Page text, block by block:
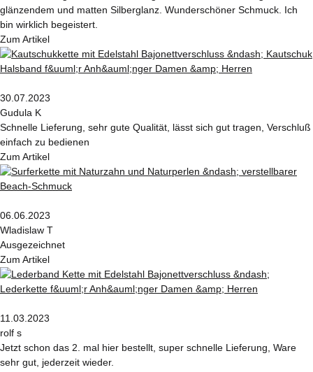
glänzendem und matten Silberglanz. Wunderschöner Schmuck. Ich
bin wirklich begeistert.
Zum Artikel
30.07.2023
Gudula K
Schnelle Lieferung, sehr gute Qualität, lässt sich gut tragen, Verschluß
einfach zu bedienen
Zum Artikel
06.06.2023
Wladislaw T
Ausgezeichnet
Zum Artikel
11.03.2023
rolf s
Jetzt schon das 2. mal hier bestellt, super schnelle Lieferung, Ware
sehr gut, jederzeit wieder.